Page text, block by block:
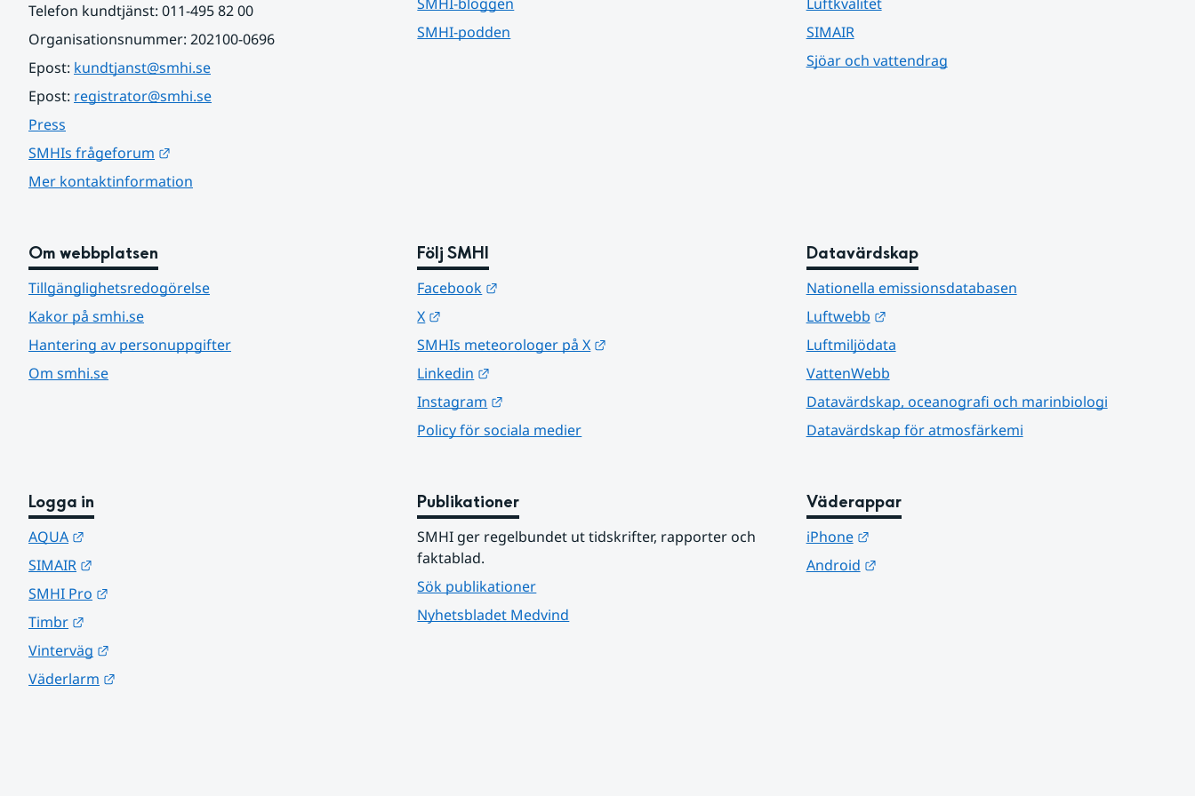
Telefon kundtjänst: 011-495 82 00
Organisationsnummer: 202100-0696
Epost: kundtjanst@smhi.se
Epost: registrator@smhi.se
Press
SMHIs frågeforum
Mer kontaktinformation
SMHI-podden
SIMAIR
Sjöar och vattendrag
Om webbplatsen
Tillgänglighetsredogörelse
Kakor på smhi.se
Hantering av personuppgifter
Om smhi.se
Följ SMHI
Facebook
X
SMHIs meteorologer på X
Linkedin
Instagram
Policy för sociala medier
Datavärdskap
Nationella emissionsdatabasen
Luftwebb
Länk till annan webbplats.
Luftmiljödata
VattenWebb
Datavärdskap, oceanografi och marinbiologi
Datavärdskap för atmosfärkemi
Logga in
AQUA
SIMAIR
SMHI Pro
Timbr
Vinterväg
Väderlarm
Publikationer
SMHI ger regelbundet ut tidskrifter, rapporter och
faktablad.
Sök publikationer
Nyhetsbladet Medvind
Väderappar
iPhone
Länk till annan webbplats.
Android
Länk till annan webbplats.